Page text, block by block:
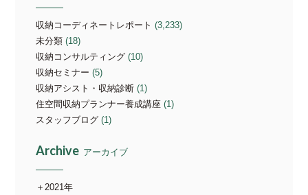
収納コーディネートレポート (3,233)
未分類 (18)
収納コンサルティング (10)
収納セミナー (5)
収納アシスト・収納診断 (1)
住空間収納プランナー養成講座 (1)
スタッフブログ (1)
Archive アーカイブ
2021年